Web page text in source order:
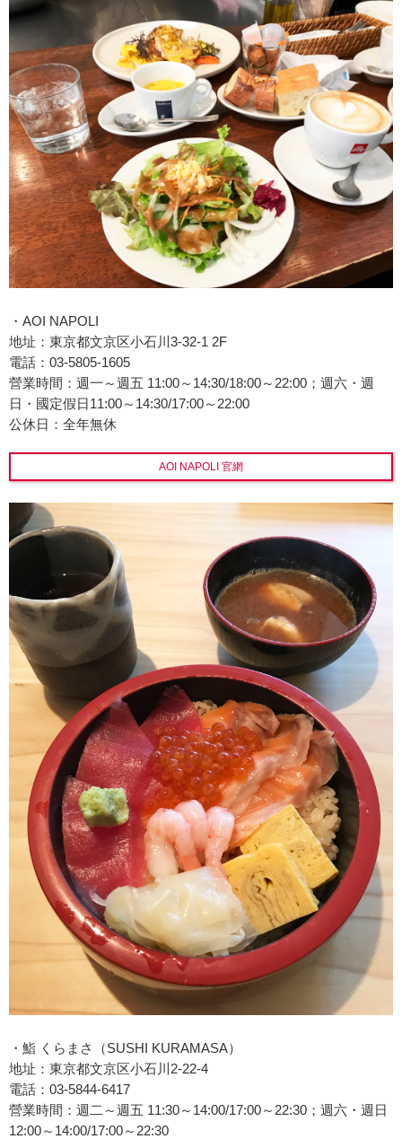
・AOI NAPOLI
地址：東京都文京区小石川3-32-1 2F
電話：03-5805-1605
營業時間：週一～週五 11:00～14:30/18:00～22:00；週六・週
日・國定假日11:00～14:30/17:00～22:00
公休日：全年無休
AOI NAPOLI 官網
・鮨 くらまさ（SUSHI KURAMASA）
地址：東京都文京区小石川2-22-4
電話：03-5844-6417
營業時間：週二～週五 11:30～14:00/17:00～22:30；週六・週日
12:00～14:00/17:00～22:30